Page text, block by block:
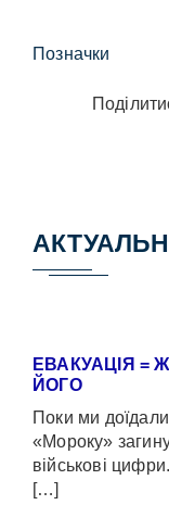
Позначки
ЕВАКУАЦІЯ =
ЙОГО
Поки ми
«Мороку»
військові
[…]